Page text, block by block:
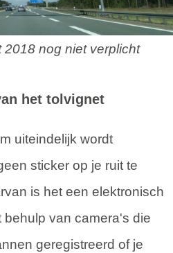
nog niet verplicht
het tolvignet
uiteindelijk wordt
sticker op je ruit te
is het een elektronisch
behulp van camera's die
geregistreerd of je